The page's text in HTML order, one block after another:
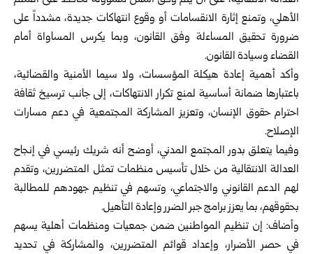
الأهلي، وتمنع إثارة الانقسامات أو ‏وقوع انتهاكات جديدة، مشدداً على
ضرورة تحقيق المساءلة وفق القانون، وبما ‏يكرس المساواة أمام
القضاء وسيادة القانون.‏
وأكد أهمية إعادة هيكلة المؤسسات، ولا سيما الأمنية والقضائية،
باعتبارها ضمانة ‏أساسية لمنع تكرار الانتهاكات، إلى جانب ترسيخ ثقافة
احترام حقوق الإنسان، ‏وتعزيز المشاركة المجتمعية في دعم مسارات
الإصلاح.‏
وفيما يتعلق بدور المجتمع المدني، أوضح أنه شريك رئيسي في إنجاح
العدالة ‏الانتقالية من خلال تأسيس منظمات تمثل المتضررين، وتقدم
لهم الدعم القانوني ‏والاجتماعي، وتسهم في تنظيم جهودهم للمطالبة
بحقوقهم، بما يعزز برامج جبر ‏الضرر وإعادة التأهيل.‏
وأضاف: إن تنظيم المواطنين ضمن جمعيات ومنظمات أهلية يسهم
في حصر ‏الأضرار، وإعداد قوائم المتضررين، والمشاركة في تحديد